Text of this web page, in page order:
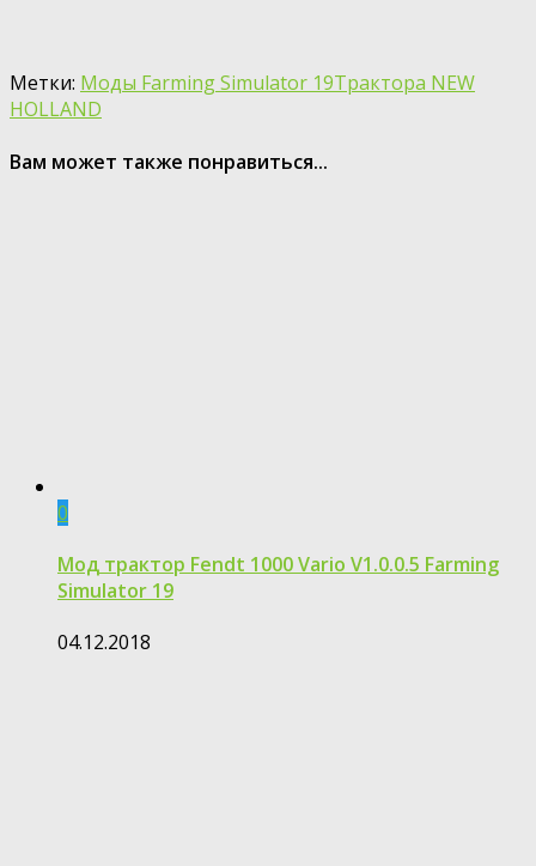
Метки: Моды Farming Simulator 19Трактора NEW
HOLLAND
Вам может также понравиться...
0
Мод трактор Fendt 1000 Vario V1.0.0.5 Farming
Simulator 19
04.12.2018